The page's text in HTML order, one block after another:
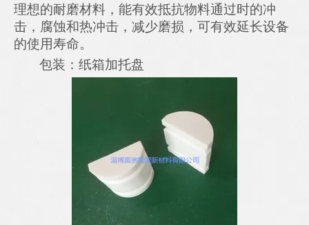
理想的耐磨材料 ， 能有效抵抗物料通过时的冲
击，腐蚀和热冲击，减少磨损， 可有效延长设备
的使用寿命。
包装：纸箱加托盘